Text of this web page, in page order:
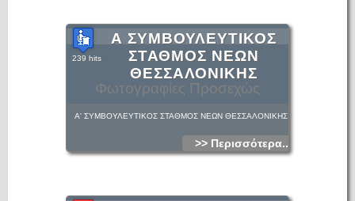
Φωτογραφίες Προσεχώς
Α ΣΥΜΒΟΥΛΕΥΤΙΚΟΣ
ΣΤΑΘΜΟΣ ΝΕΩΝ
ΘΕΣΣΑΛΟΝΙΚΗΣ
239 hits
Α' ΣΥΜΒΟΥΛΕΥΤΙΚΟΣ ΣΤΑΘΜΟΣ ΝΕΩΝ ΘΕΣΣΑΛΟΝΙΚΗΣ
>> Περισσότερα...